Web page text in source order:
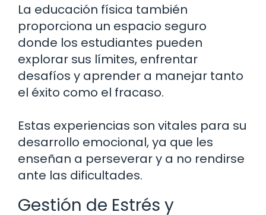
La educación física también
proporciona un espacio seguro
donde los estudiantes pueden
explorar sus límites, enfrentar
desafíos y aprender a manejar tanto
el éxito como el fracaso.
Estas experiencias son vitales para su
desarrollo emocional, ya que les
enseñan a perseverar y a no rendirse
ante las dificultades.
Gestión de Estrés y